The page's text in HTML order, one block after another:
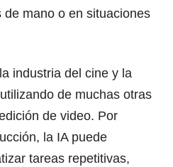
mano o en situaciones
industria del cine y la
de muchas otras
de video. Por
la IA puede
tareas repetitivas,